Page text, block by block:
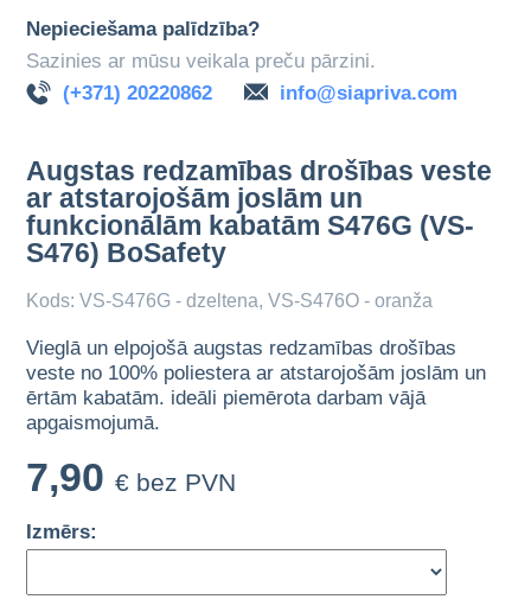
Nepieciešama palīdzība?
Sazinies ar mūsu veikala preču pārzini.
(+371) 20220862
info@siapriva.com
Augstas redzamības drošības veste
ar atstarojošām joslām un
funkcionālām kabatām S476G (VS-
S476) BoSafety
Kods: VS-S476G - dzeltena, VS-S476O - oranža
Vieglā un elpojošā augstas redzamības drošības
veste no 100% poliestera ar atstarojošām joslām un
ērtām kabatām. ideāli piemērota darbam vājā
apgaismojumā.
7,90 € bez PVN
Izmērs: